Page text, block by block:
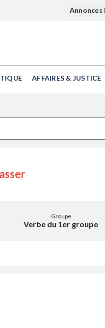
Annonces
AFFAIRES & JUSTICE
Groupe
Verbe du 1er groupe